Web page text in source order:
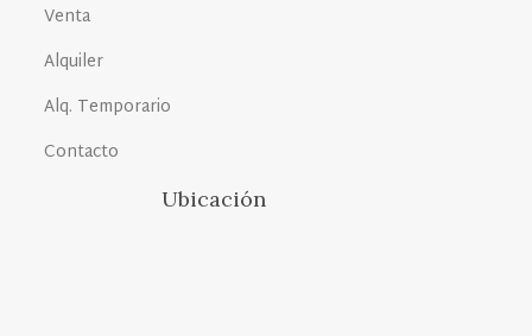
Venta
Alquiler
Alq. Temporario
Contacto
Ubicación